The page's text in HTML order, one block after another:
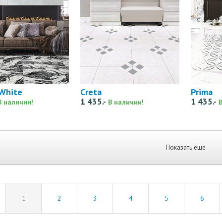
наличии!
Creta
1 435.- В наличии!
Prima
1 435.-
Показать еще
1 2 3 4 5 6